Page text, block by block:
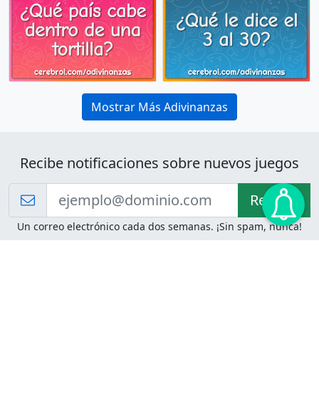
Mostrar Más Adivinanzas
Recibe notificaciones sobre nuevos juegos
Recibir!
Un correo electrónico cada dos semanas. ¡Sin spam, nunca!